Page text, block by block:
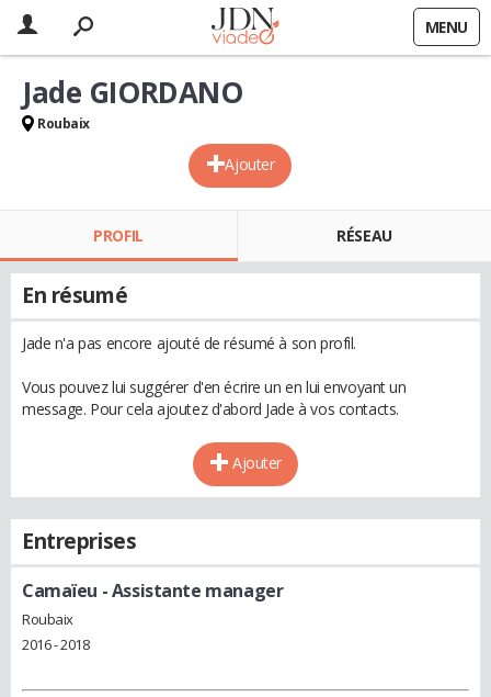
MENU
Ajouter
Jade GIORDANO
Roubaix
PROFIL RÉSEAU
En résumé
Jade n'a pas encore ajouté de résumé à son profil.
Vous pouvez lui suggérer d'en écrire un en lui envoyant un
message. Pour cela ajoutez d'abord Jade à vos contacts.
Ajouter
Entreprises
Camaïeu - Assistante manager
Roubaix
2016 - 2018